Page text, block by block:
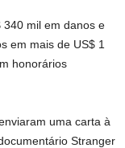
340 mil em danos e
em mais de US$ 1
honorários
uma carta à
Stranger